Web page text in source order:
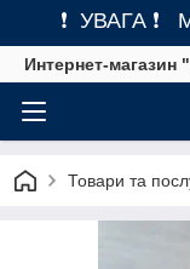
❗ УВАГА ❗
Интернет-
Товари та